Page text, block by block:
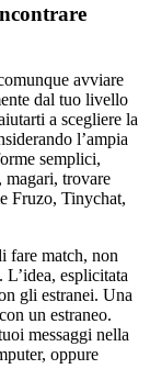
avviare
dal tuo livello
a scegliere la
l’ampia
semplici,
magari, trovare
Fruzo, Tinychat,
fare match, non
L’idea, esplicitata
gli estranei. Una
un estraneo.
messaggi nella
oppure